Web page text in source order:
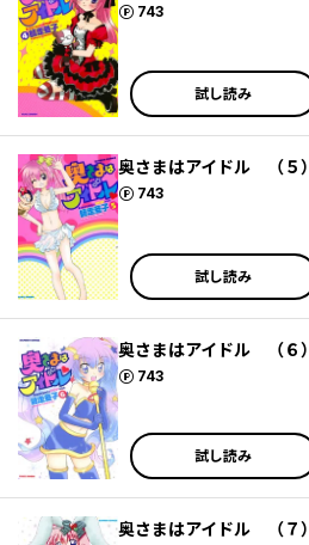
743
ポイント
試し読み
奥さまはアイドル （５）
743
ポイント
試し読み
奥さまはアイドル （６）
743
ポイント
試し読み
奥さまはアイドル （７）